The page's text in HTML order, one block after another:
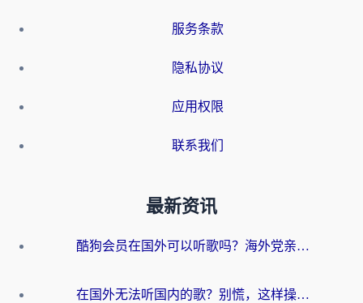
服务条款
隐私协议
应用权限
联系我们
最新资讯
酷狗会员在国外可以听歌吗？海外党亲测有效：3步解决音乐权限难题
在国外无法听国内的歌？别慌，这样操作就能畅听QQ音乐（附亲测加速器推荐）